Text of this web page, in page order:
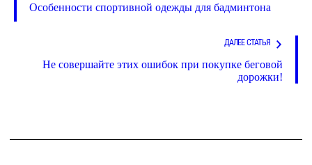
Особенности спортивной одежды для бадминтона
ДАЛЕЕ СТАТЬЯ
Не совершайте этих ошибок при покупке беговой
дорожки!